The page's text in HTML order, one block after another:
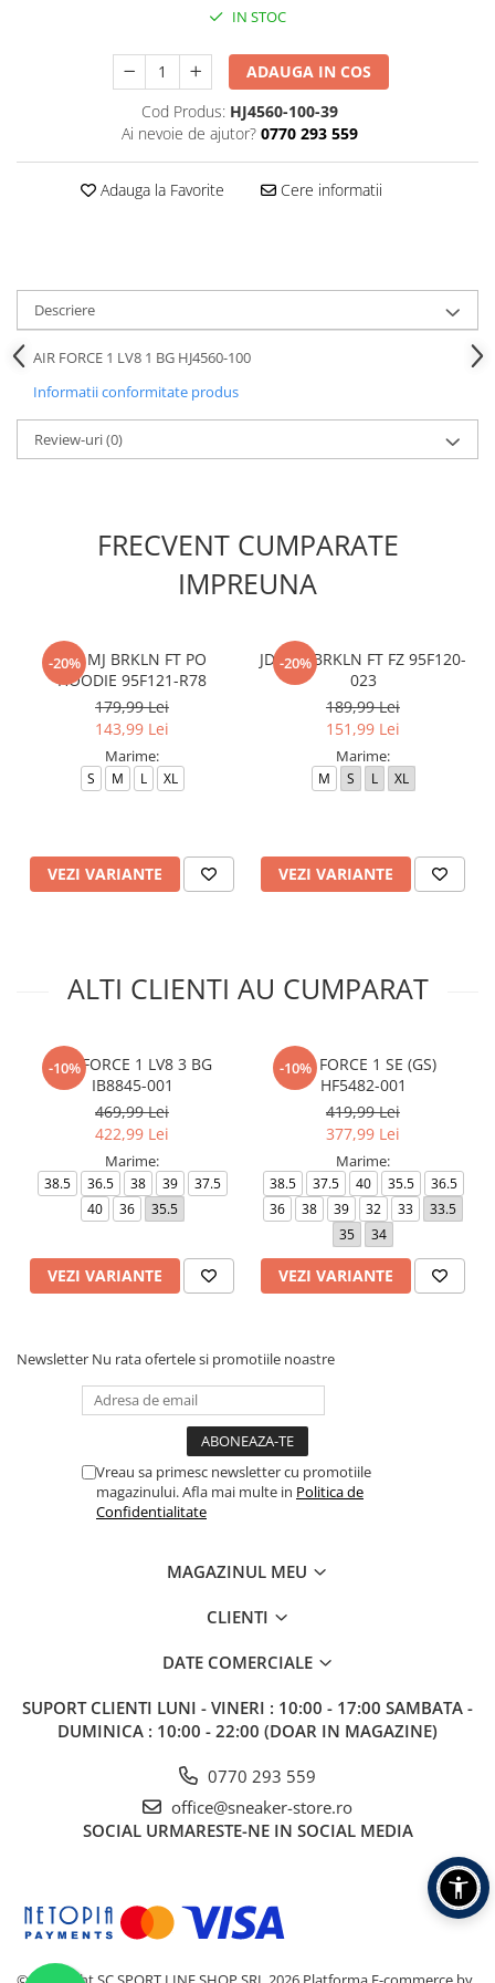
IN STOC
ADAUGA IN COS
Cod Produs: HJ4560-100-39
Ai nevoie de ajutor? 0770 293 559
Adauga la Favorite Cere informatii
Descriere
AIR FORCE 1 LV8 1 BG HJ4560-100
Informatii conformitate produs
Review-uri(0)
FRECVENT CUMPARATE
IMPREUNA
-20%
JDB MJ BRKLN FT PO
HOODIE 95F121-R78
179,99 Lei
143,99 Lei
Marime:
S M L XL
VEZI VARIANTE
-20%
JDB MJ BRKLN FT FZ 95F120-
023
189,99 Lei
151,99 Lei
Marime:
M S L XL
VEZI VARIANTE
ALTI CLIENTI AU CUMPARAT
-10%
AIR FORCE 1 LV8 3 BG
IB8845-001
469,99 Lei
422,99 Lei
Marime:
38.5 36.5 38 39
37.5
40
36 35.5
VEZI VARIANTE
-10%
AIR FORCE 1 SE (GS)
HF5482-001
419,99 Lei
377,99 Lei
Marime:
38.5 37.5 40 35.5
36.5
36
38 39 32 33
33.5
35
34
VEZI VARIANTE
Newsletter Nu rata ofertele si promotiile noastre
Vreau sa primesc newsletter cu promotiile
magazinului. Afla mai multe in Politica de
Confidentialitate
MAGAZINUL MEU
CLIENTI
DATE COMERCIALE
SUPORT CLIENTI LUNI - VINERI : 10:00 - 17:00 SAMBATA -
DUMINICA : 10:00 - 22:00 (DOAR IN MAGAZINE)
0770 293 559
office@sneaker-store.ro
SOCIAL URMARESTE-NE IN SOCIAL MEDIA